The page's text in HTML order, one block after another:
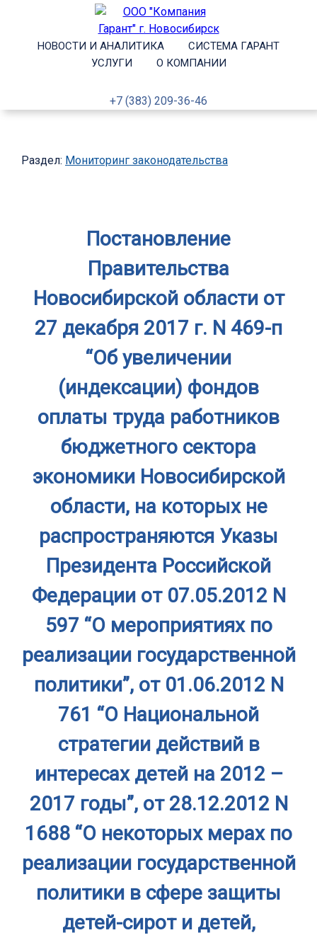
НОВОСТИ И АНАЛИТИКА
СИСТЕМА ГАРАНТ
УСЛУГИ
О КОМПАНИИ
+7 (383) 209-36-46
Раздел: Мониторинг законодательства
Постановление
Правительства
Новосибирской области от
27 декабря 2017 г. N 469-п
“Об увеличении
(индексации) фондов
оплаты труда работников
бюджетного сектора
экономики Новосибирской
области, на которых не
распространяются Указы
Президента Российской
Федерации от 07.05.2012 N
597 “О мероприятиях по
реализации государственной
политики”, от 01.06.2012 N
761 “О Национальной
стратегии действий в
интересах детей на 2012 –
2017 годы”, от 28.12.2012 N
1688 “О некоторых мерах по
реализации государственной
политики в сфере защиты
детей-сирот и детей,